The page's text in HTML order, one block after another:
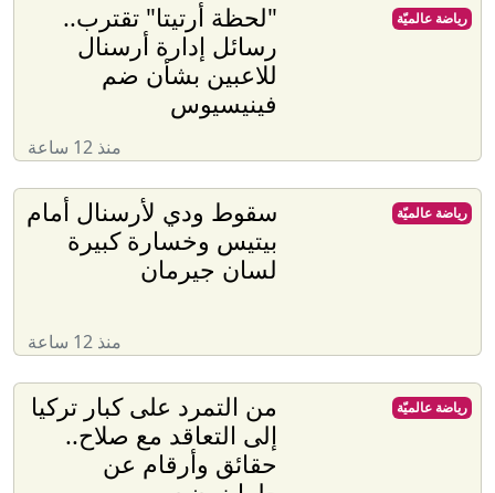
"لحظة أرتيتا" تقترب..
رسائل إدارة أرسنال
للاعبين بشأن ضم
فينيسيوس
منذ 12 ساعة
رياضة عالميّة
سقوط ودي لأرسنال أمام
بيتيس وخسارة كبيرة
لسان جيرمان
منذ 12 ساعة
رياضة عالميّة
من التمرد على كبار تركيا
إلى التعاقد مع صلاح..
حقائق وأرقام عن
رياضة عالميّة